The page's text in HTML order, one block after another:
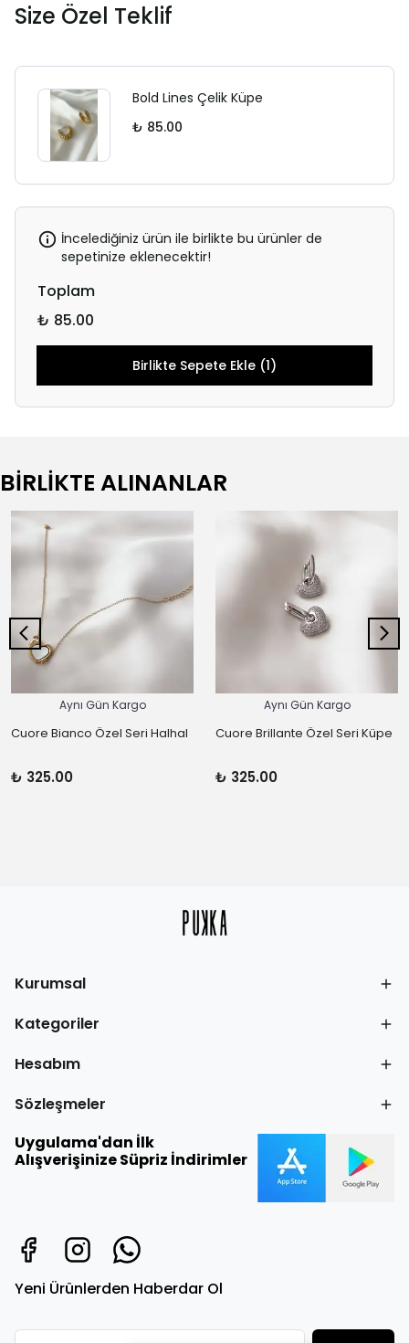
Size Özel Teklif
Bold Lines Çelik Küpe
₺ 85.00
İncelediğiniz ürün ile birlikte bu ürünler de
sepetinize eklenecektir!
Toplam
₺ 85.00
Birlikte Sepete Ekle (1)
BİRLİKTE ALINANLAR
Aynı Gün Kargo
Cuore Bianco Özel Seri Halhal
₺ 325.00
Aynı Gün Kargo
Cuore Brillante Özel Seri Küpe
₺ 325.00
Kurumsal
Kategoriler
Hesabım
Sözleşmeler
Uygulama'dan İlk
Alışverişinize Süpriz İndirimler
Yeni Ürünlerden Haberdar Ol